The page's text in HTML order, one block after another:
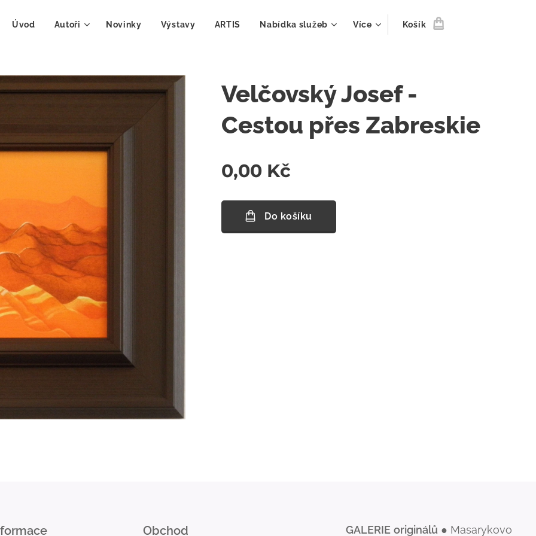
Úvod Autoři Novinky Výstavy ARTIS Nabídka služeb Více Košík
Velčovský Josef -
Cestou přes Zabreskie
0,00 Kč
Do košíku
Obchod GALERIE originálů ● Masarykovo